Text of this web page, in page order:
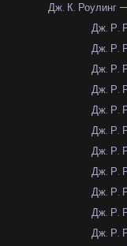
Дж. К. Роулинг
Дж. Р.
Дж. Р.
Дж. Р.
Дж. Р.
Дж. Р.
Дж. Р.
Дж. Р.
Дж. Р.
Дж. Р.
Дж. Р.
Дж. Р.